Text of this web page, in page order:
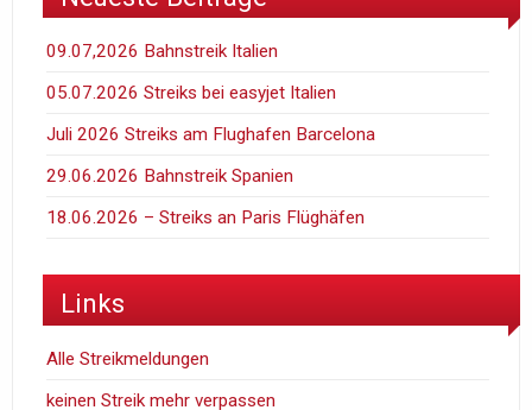
09.07,2026 Bahnstreik Italien
05.07.2026 Streiks bei easyjet Italien
Juli 2026 Streiks am Flughafen Barcelona
29.06.2026 Bahnstreik Spanien
18.06.2026 – Streiks an Paris Flüghäfen
Links
Alle Streikmeldungen
keinen Streik mehr verpassen